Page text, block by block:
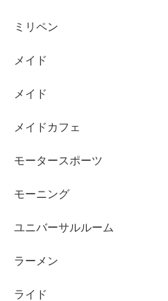
ミリペン
メイド
メイド
メイドカフェ
モータースポーツ
モーニング
ユニバーサルルーム
ラーメン
ライド